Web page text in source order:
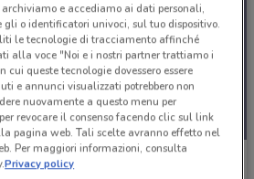
e accediamo ai dati personali,
o identificatori univoci, sul tuo dispositivo.
le tecnologie di tracciamento affinché
alla voce "Noi e i nostri partner trattiamo i
cui queste tecnologie dovessero essere
e annunci visualizzati potrebbero non
nuovamente a questo menu per
revocare il consenso facendo clic sul link
pagina web. Tali scelte avranno effetto nel
Per maggiori informazioni, consulta
Privacy policy